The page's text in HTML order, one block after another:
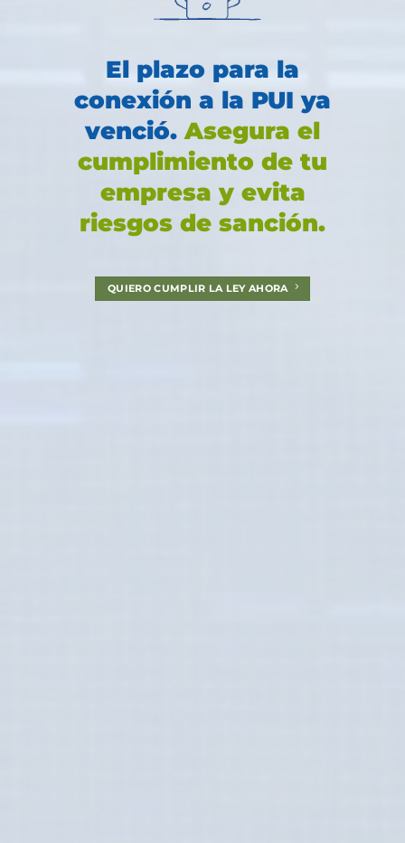
El plazo para la
conexión a la PUI ya
venció.Asegura el
cumplimiento de tu
empresa y evita
riesgos de sanción.
QUIERO CUMPLIR LA LEY AHORA